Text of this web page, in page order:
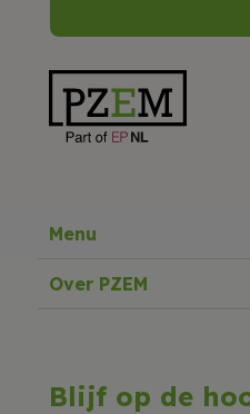
Menu
Over PZEM
Blijf op de